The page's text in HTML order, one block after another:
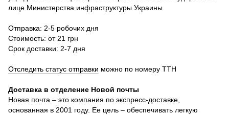
лице Министерства инфраструктуры Украины
Отправка: 2-5 робочих дня
Стоимость: от 21 грн
Срок доставки: 2-7 дня
Отследить статус отправки можно по номеру ТТН
Доставка в отделение Новой почты
Новая почта – это компания по экспресс-доставке,
основанная в 2001 году. Ее цель – обеспечивать легкую